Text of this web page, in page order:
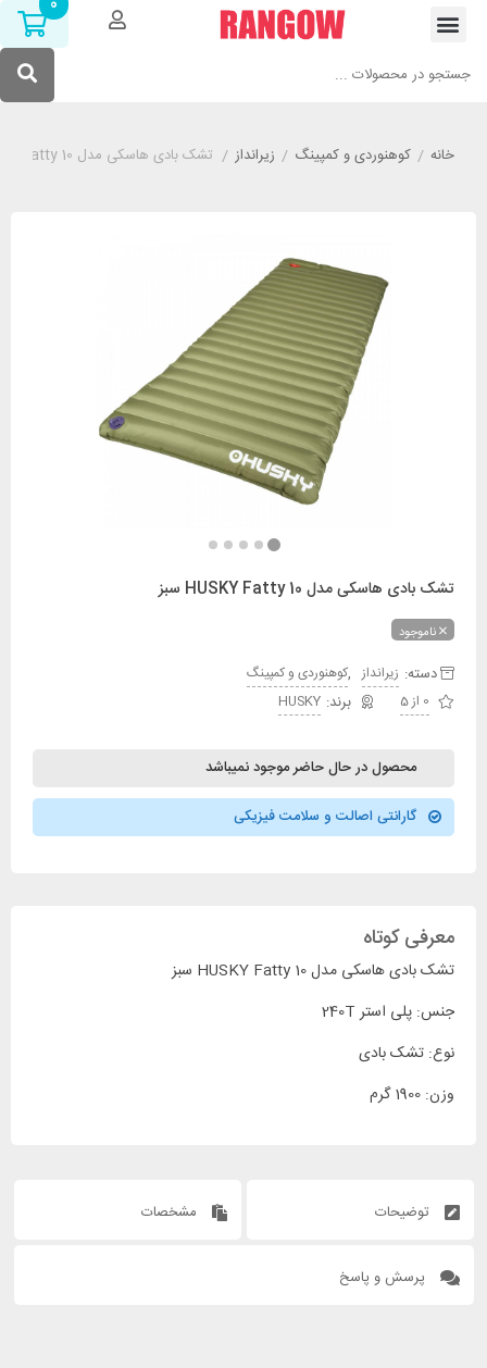
خانه/ کوهنوردی و کمپینگ/ زیرانداز/ تشک بادی هاسکی مدل HUSKY Fatty 10 سبز
تشک بادی هاسکی مدل HUSKY Fatty 10 سبز
ناموجود
دسته: زیرانداز , کوهنوردی و کمپینگ
0 از 5
HUSKY
محصول در حال حاضر موجود نمیباشد
گارانتی اصالت و سلامت فیزیکی
معرفی کوتاه
تشک بادی هاسکی مدل HUSKY Fatty 10 سبز
جنس: پلی استر 240T
نوع: تشک بادی
وزن: 1900 گرم
توضیحات مشخصات
پرسش و پاسخ